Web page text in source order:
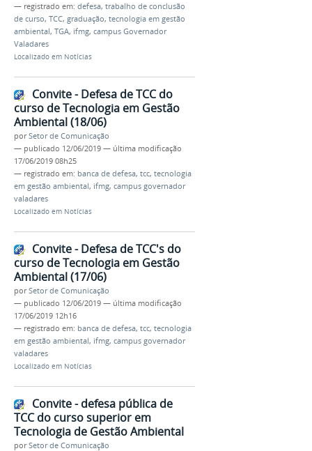
— registrado em: defesa, trabalho de conclusão
de curso, TCC, graduação, tecnologia em gestão
ambiental, TGA, ifmg, campus Governador
Valadares
Localizado em Notícias
Convite - Defesa de TCC do
curso de Tecnologia em Gestão
Ambiental (18/06)
porSetor de Comunicação
— publicado 12/06/2019 — última modificação
17/06/2019 08h25
— registrado em: banca de defesa, tcc, tecnologia
em gestão ambiental, ifmg, campus governador
valadares
Localizado em Notícias
Convite - Defesa de TCC's do
curso de Tecnologia em Gestão
Ambiental (17/06)
porSetor de Comunicação
— publicado 12/06/2019 — última modificação
17/06/2019 12h16
— registrado em: banca de defesa, tcc, tecnologia
em gestão ambiental, ifmg, campus governador
valadares
Localizado em Notícias
Convite - defesa pública de
TCC do curso superior em
Tecnologia de Gestão Ambiental
porSetor de Comunicação